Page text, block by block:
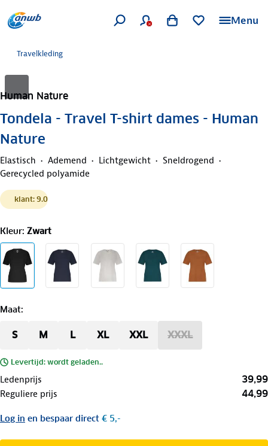
Menu
Travelkleding
Human Nature
Tondela - Travel T-shirt dames - Human
Nature
Elastisch Ademend Lichtgewicht
Sneldrogend
Gerecycled polyamide
klant: 9.0
Kleur: Zwart
Maat:
S M L XL XXL XXXL
Levertijd: wordt geladen..
Ledenprijs 39,99
Reguliere prijs 44,99
Log in en bespaar direct € 5,-